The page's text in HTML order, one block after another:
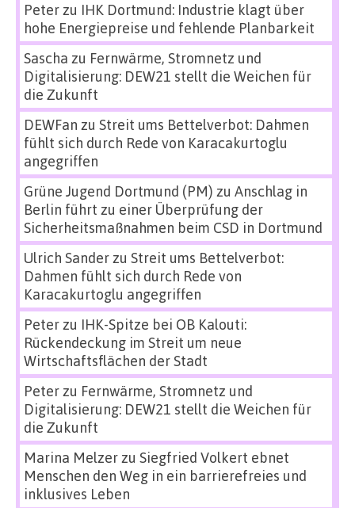
Peterzu IHK Dortmund: Industrie klagt über
hohe Energiepreise und fehlende Planbarkeit
Sascha zu Fernwärme, Stromnetz und
Digitalisierung: DEW21 stellt die Weichen für
die Zukunft
DEWFan zu Streit ums Bettelverbot: Dahmen
fühlt sich durch Rede von Karacakurtoglu
angegriffen
Grüne Jugend Dortmund (PM) zu Anschlag in
Berlin führt zu einer Überprüfung der
Sicherheitsmaßnahmen beim CSD in Dortmund
Ulrich Sanderzu Streit ums Bettelverbot:
Dahmen fühlt sich durch Rede von
Karacakurtoglu angegriffen
Peterzu IHK-Spitze bei OB Kalouti:
Rückendeckung im Streit um neue
Wirtschaftsflächen der Stadt
Peterzu Fernwärme, Stromnetz und
Digitalisierung: DEW21 stellt die Weichen für
die Zukunft
Marina Melzerzu Siegfried Volkert ebnet
Menschen den Weg in ein barrierefreies und
inklusives Leben